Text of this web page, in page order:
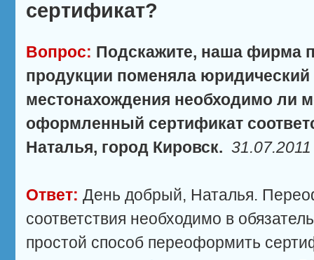
сертификат?
Вопрос: Подскажите, наша фирма
продукции поменяла юридический
местонахождения необходимо ли
оформленный сертификат
Наталья, город Кировск. 31.07.2011
Ответ: День добрый, Наталья.
соответствия необходимо в
простой способ переоформить